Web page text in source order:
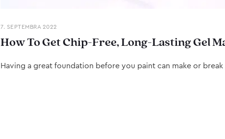
7. SEPTEMBRA 2022
How To Get Chip-Free, Long-Lasting Gel
Having a great foundation before you paint can make or